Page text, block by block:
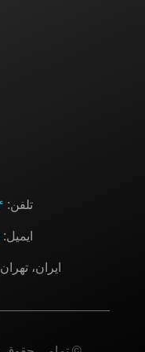
تلفن: ۸۴
ایمیل:
ایران،